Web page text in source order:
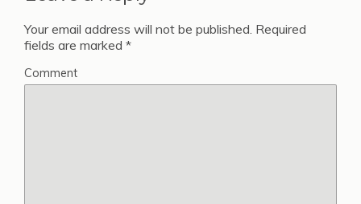
Your email address will not be published. Required
fields are marked *
Comment